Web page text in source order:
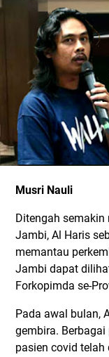
Musri Nauli
Ditengah
Jambi, Al Haris
memantau
Jambi dapat
Forkopimda se-
Pada awal bulan,
gembira.
pasien covid